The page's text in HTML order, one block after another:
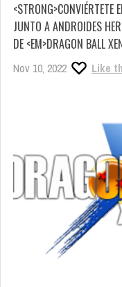
<STRONG>CONVIÉRTETE
JUNTO A ANDROIDES
DE <EM>DRAGON BALL
Nov 10, 2022 Like